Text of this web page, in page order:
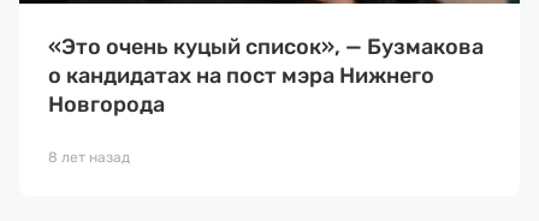
«Это очень куцый список», — Бузмакова
о кандидатах на пост мэра Нижнего
Новгорода
8 лет назад